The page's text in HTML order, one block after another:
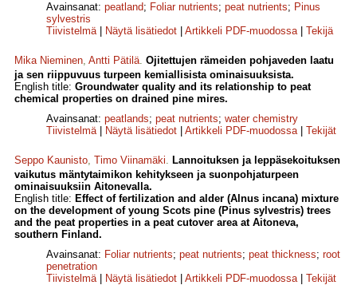
Avainsanat: peatland; Foliar nutrients; peat nutrients; Pinus
sylvestris
Tiivistelmä| Näytä lisätiedot Artikkeli PDF-muodossa| Tekijä
Mika Nieminen, Antti Pätilä. Ojitettujen rämeiden pohjaveden laatu
ja sen riippuvuus turpeen kemiallisista ominaisuuksista.
English title: Groundwater quality and its relationship to peat
chemical properties on drained pine mires.
Avainsanat: peatlands; peat nutrients; water chemistry
Tiivistelmä| Näytä lisätiedot Artikkeli PDF-muodossa| Tekijät
Seppo Kaunisto, Timo Viinamäki. Lannoituksen ja leppäsekoituksen
vaikutus mäntytaimikon kehitykseen ja suonpohjaturpeen
ominaisuuksiin Aitonevalla.
English title: Effect of fertilization and alder (Alnus incana) mixture
on the development of young Scots pine (Pinus sylvestris) trees
and the peat properties in a peat cutover area at Aitoneva,
southern Finland.
Avainsanat: Foliar nutrients; peat nutrients; peat thickness; root
penetration
Tiivistelmä| Näytä lisätiedot Artikkeli PDF-muodossa| Tekijät